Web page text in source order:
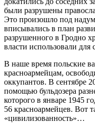
были разрушены
Это произошло под
вписывались в план
разрушенного в Гродно
власти использовали для
В наше время польские
красноармейцам,
оккупантов. В сентябре
помощью бульдозера
которого в январе 1945
56 красноармейцев. Вот
«цивилизованность»…